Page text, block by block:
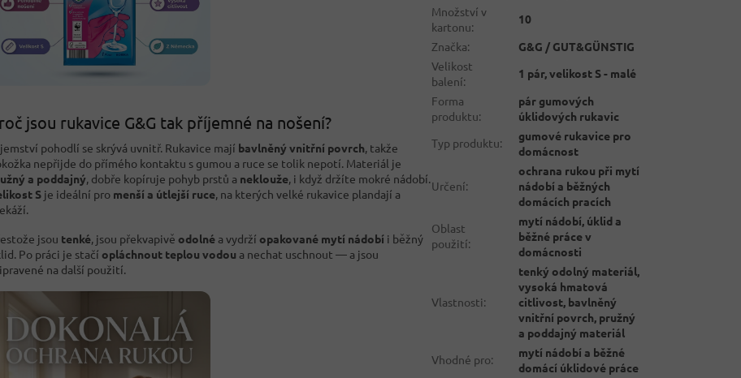
jsou rukavice G&G tak příjemné na nošení?
pohodlí se skrývá uvnitř. Rukavice mají bavlněný vnitřní povrch, takže
nepřijde do přímého kontaktu s gumou a ruce se tolik nepotí. Materiál je
a poddajný, dobře kopíruje pohyb prstů a neklouže, i když držíte mokré nádobí.
S je ideální pro menší a útlejší ruce, na kterých velké rukavice plandají a
jsou tenké, jsou překvapivě odolné a vydrží opakované mytí nádobí i běžný
Po práci je stačí opláchnout teplou vodou a nechat uschnout — a jsou
na další použití.
Množství v
kartonu:
10
Značka:
G&G / GUT&GÜNSTIG
Velikost
balení:
1 pár, velikost S - malé
Forma
produktu:
pár gumových
úklidových rukavic
Typ produktu:
gumové rukavice pro
domácnost
Určení:
ochrana rukou při mytí
nádobí a běžných
domácích pracích
Oblast
použití:
mytí nádobí, úklid a
běžné práce v
domácnosti
Vlastnosti:
tenký odolný materiál,
vysoká hmatová
citlivost, bavlněný
vnitřní povrch, pružný
a poddajný materiál
Vhodné pro:
mytí nádobí a běžné
domácí úklidové práce